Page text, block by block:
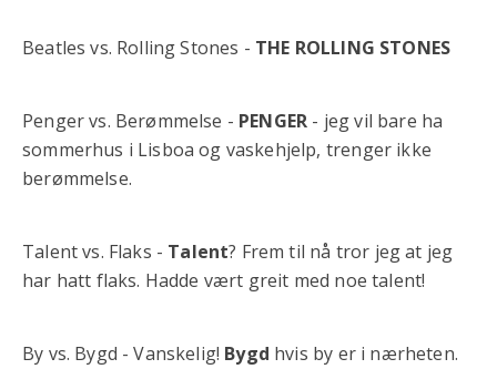
Beatles vs. Rolling Stones - THE ROLLING STONES
Penger vs. Berømmelse - PENGER - jeg vil bare ha
sommerhus i Lisboa og vaskehjelp, trenger ikke
berømmelse.
Talent vs. Flaks - Talent? Frem til nå tror jeg at jeg
har hatt flaks. Hadde vært greit med noe talent!
By vs. Bygd - Vanskelig! Bygd hvis by er i nærheten.